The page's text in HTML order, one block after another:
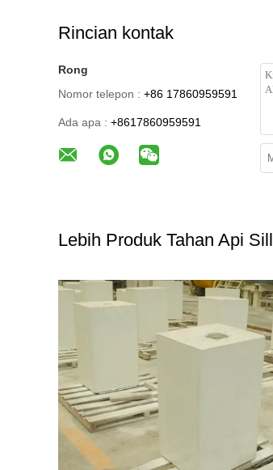
Rincian kontak
Rong
Nomor telepon : +86 17860959591
Ada apa : +8617860959591
Lebih Produk Tahan Api